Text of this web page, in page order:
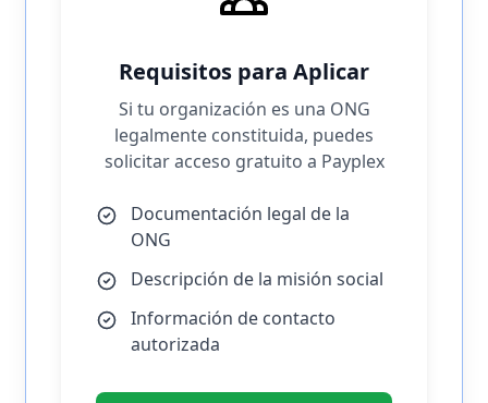
Requisitos para Aplicar
Si tu organización es una ONG
legalmente constituida, puedes
solicitar acceso gratuito a Payplex
Documentación legal de la
ONG
Descripción de la misión social
Información de contacto
autorizada